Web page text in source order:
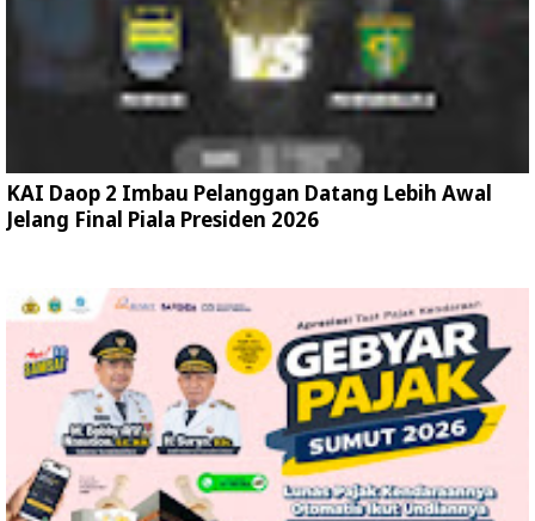
KAI Daop 2 Imbau Pelanggan Datang Lebih Awal
Jelang Final Piala Presiden 2026